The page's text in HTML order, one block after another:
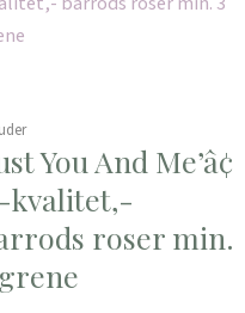
You And Me’â¢
kvalitet,-
roser min.